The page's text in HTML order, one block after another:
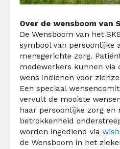
Over de wensboom van
De Wensboom van het
symbool van persoonlijke
mensgerichte zorg.
medewerkers kunnen via
wens indienen voor
Een speciaal
vervult de mooiste
haar persoonlijke zorg en
betrokkenheid
worden ingediend via
de Wensboom in het